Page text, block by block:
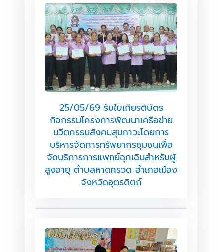
25/05/69 รับใบเกียรติบัตร
กิจกรรมโครงการพัฒนาเครือข่าย
นวีตกรรมสังคมสุขภาวะโดยการ
บริหารจัดการทรัพยากรชุมชนเพื่อ
จัดบริการการแพทย์ฉุกเฉินสำหรับผู้
สูงอายุ ตำบลหาดกรวด อำเภอเมือง
จังหวัดอุตรดิตถ์